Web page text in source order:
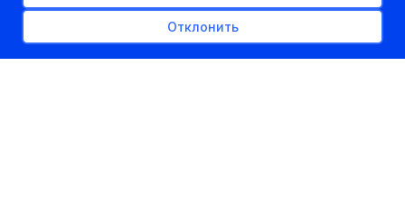
Отклонить